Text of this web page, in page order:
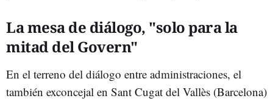
La mesa de diálogo, "solo para la
mitad del Govern"
En el terreno del diálogo entre administraciones, el
también exconcejal en Sant Cugat del Vallès (Barcelona)